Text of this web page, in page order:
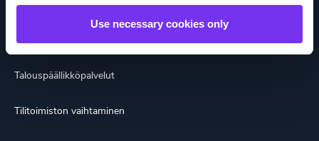
Use necessary cookies only
Kattavat tilitoimistopalvelut
Toimialaratkaisut
Talouspäällikköpalvelut
Tilitoimiston vaihtaminen